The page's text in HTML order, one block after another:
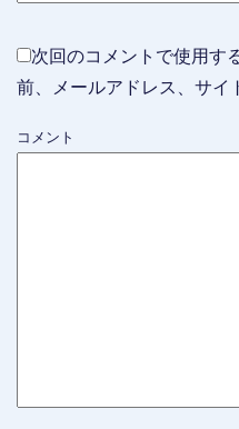
次回のコメントで使用す
前、メールアドレス、サイ
コメント